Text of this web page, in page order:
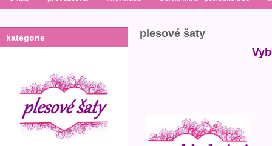
kategorie
plesové šaty